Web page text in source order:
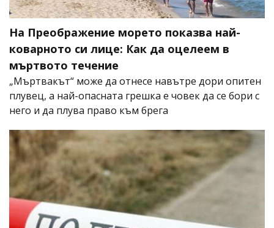
На Преображение морето показва най-
коварното си лице: Как да оцелеем в
мъртвото течение
„Мъртвакът“ може да отнесе навътре дори опитен
плувец, а най-опасната грешка е човек да се бори с
него и да плува право към брега